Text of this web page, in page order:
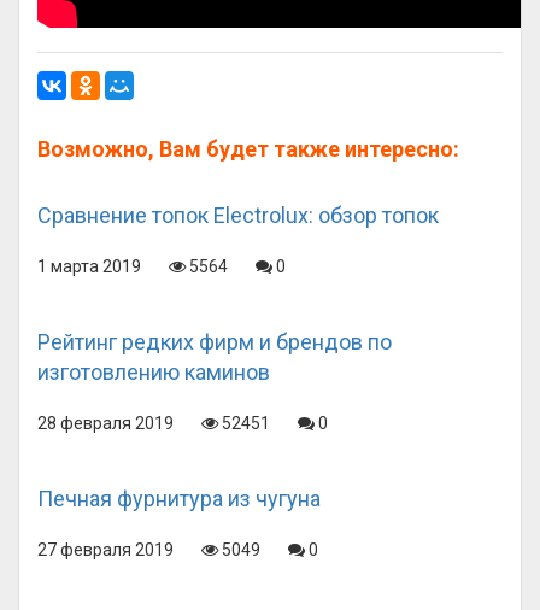
Возможно, Вам будет также интересно:
Сравнение топок Electrolux: обзор топок
1 марта 2019 5564 0
Рейтинг редких фирм и брендов по
изготовлению каминов
28 февраля 2019 52451 0
Печная фурнитура из чугуна
27 февраля 2019 5049 0